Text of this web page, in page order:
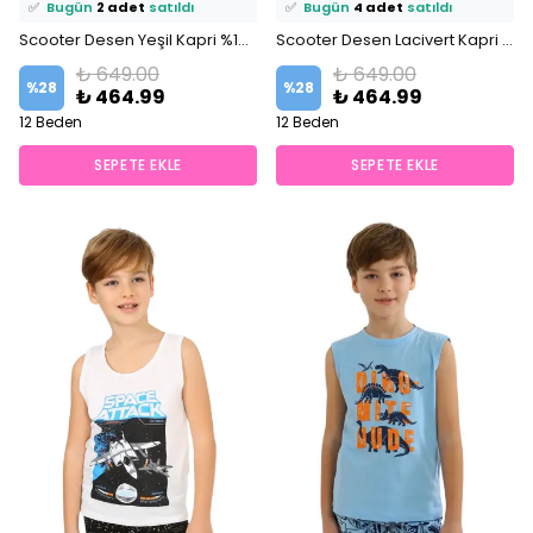
✅ Bugün 2 adet satıldı
Scooter Desen Yeşil Kapri %100 Pamuklu Erkek Çocuk Pijama Takım
%28
₺ 649.00
₺ 464.99
12 Beden
SEPETE EKLE
✅ Bugün 4 adet satıldı
Scooter Desen Lacivert Kapri %100 Pamuklu Erkek Çocuk Pijama Takım
%28
₺ 649.00
₺ 464.99
12 Beden
SEPETE EKLE